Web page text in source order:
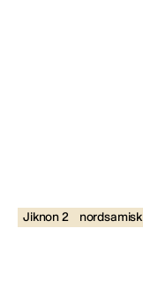
Jiknon 2 nordsamisk